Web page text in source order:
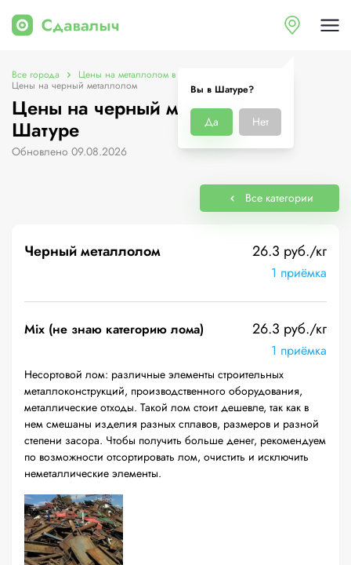
Вы в Шатуре?
Да Нет
Все города Цены на металлолом в Шатуре
Цены на черный металлолом
Цены на черный металлолом в
Шатуре
Обновлено 09.08.2026
Все категории
Черный металлолом 26.3 руб./кг
1 приёмка
Mix (не знаю категорию лома) 26.3 руб./кг
1 приёмка
Несортовой лом: различные элементы строительных
металлоконструкций, производственного оборудования,
металлические отходы. Такой лом стоит дешевле, так как в
нем смешаны изделия разных сплавов, размеров и разной
степени засора. Чтобы получить больше денег, рекомендуем
по возможности отсортировать лом, очистить и исключить
неметаллические элементы.